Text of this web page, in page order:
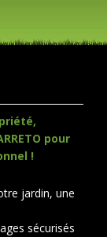
pour
!
jardin, une
sécurisés